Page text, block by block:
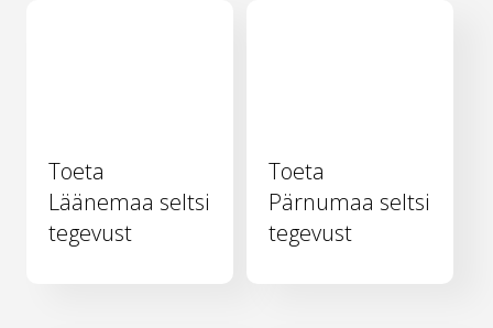
Toeta
Läänemaa seltsi
tegevust
Toeta
Pärnumaa seltsi
tegevust